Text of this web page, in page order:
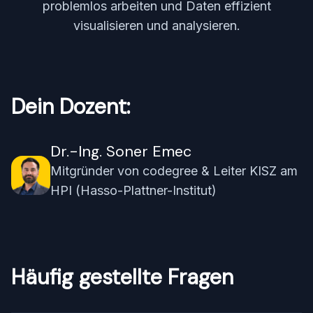
problemlos arbeiten und Daten effizient
visualisieren und analysieren.
Dein Dozent:
Dr.-Ing. Soner Emec
Mitgründer von codegree & Leiter KISZ am
HPI (Hasso-Plattner-Institut)
Häufig gestellte Fragen